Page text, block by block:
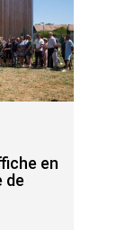
en
de